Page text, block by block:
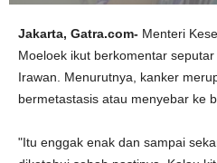
Jakarta, Gatra.com- Menteri
Moeloek ikut berkomentar
Irawan. Menurutnya, kanker
bermetastasis atau menyebar ke
"Itu enggak enak dan sampai